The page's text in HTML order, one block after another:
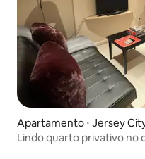
Apartamento ⋅ Jersey
Lindo quarto privativo no